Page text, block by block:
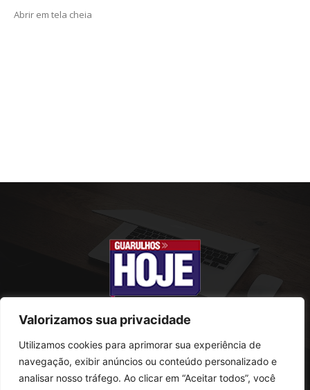
Valorizamos sua privacidade
Utilizamos cookies para aprimorar sua experiência de
navegação, exibir anúncios ou conteúdo personalizado e
analisar nosso tráfego. Ao clicar em “Aceitar todos”, você
Abrir em tela cheia
SOBRE NÓS